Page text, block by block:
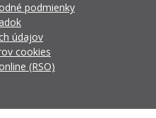
podmienky
údajov
cookies
(RSO)